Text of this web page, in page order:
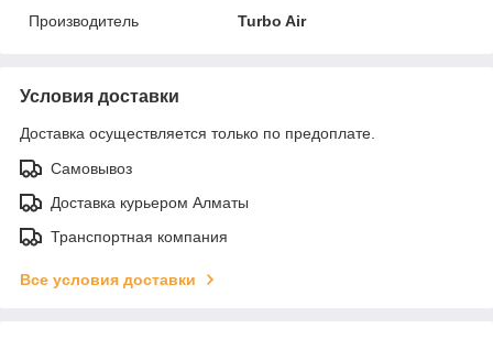
Производитель
Turbo Air
Условия доставки
Доставка осуществляется только по предоплате.
Самовывоз
Доставка курьером Алматы
Транспортная компания
Все условия доставки